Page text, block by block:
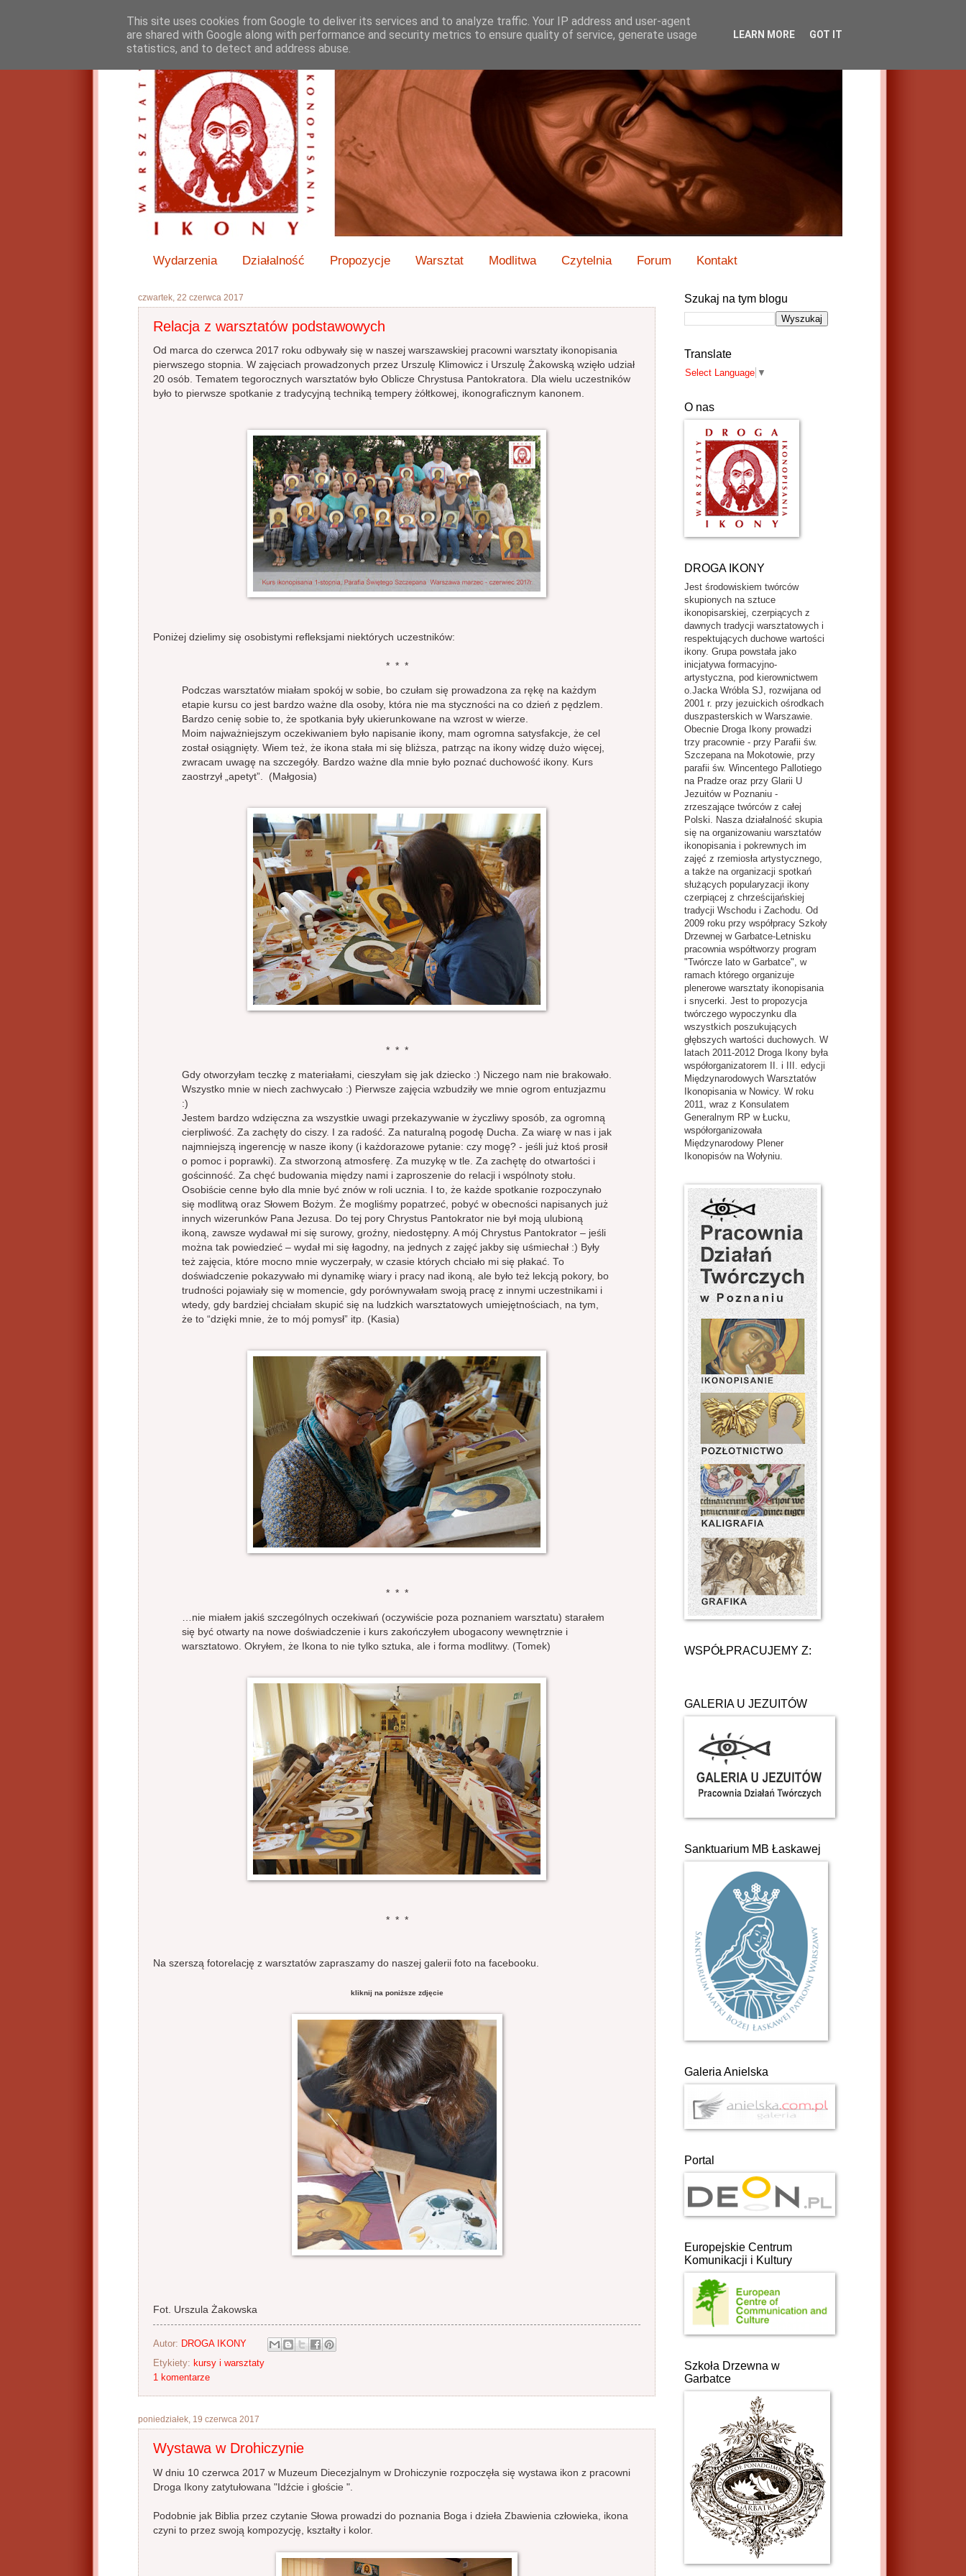
Wydarzenia Działalność Propozycje Warsztat Modlitwa Czytelnia Forum Kontakt
czwartek, 22 czerwca 2017
Relacja z warsztatów podstawowych
Od marca do czerwca 2017 roku odbywały się w naszej warszawskiej pracowni warsztaty ikonopisania
pierwszego stopnia. W zajęciach prowadzonych przez Urszulę Klimowicz i Urszulę Żakowską wzięło udział
20 osób. Tematem tegorocznych warsztatów było Oblicze Chrystusa Pantokratora. Dla wielu uczestników
było to pierwsze spotkanie z tradycyjną techniką tempery żółtkowej, ikonograficznym kanonem.
Poniżej dzielimy się osobistymi refleksjami niektórych uczestników:
* * *
Podczas warsztatów miałam spokój w sobie, bo czułam się prowadzona za rękę na każdym
etapie kursu co jest bardzo ważne dla osoby, która nie ma styczności na co dzień z pędzlem.
Bardzo cenię sobie to, że spotkania były ukierunkowane na wzrost w wierze.
Moim najważniejszym oczekiwaniem było napisanie ikony, mam ogromna satysfakcje, że cel
został osiągnięty. Wiem też, że ikona stała mi się bliższa, patrząc na ikony widzę dużo więcej,
zwracam uwagę na szczegóły. Bardzo ważne dla mnie było poznać duchowość ikony. Kurs
zaostrzył „apetyt”. (Małgosia)
* * *
Gdy otworzyłam teczkę z materiałami, cieszyłam się jak dziecko :) Niczego nam nie brakowało.
Wszystko mnie w niech zachwycało :) Pierwsze zajęcia wzbudziły we mnie ogrom entuzjazmu
:)
Jestem bardzo wdzięczna za wszystkie uwagi przekazywanie w życzliwy sposób, za ogromną
cierpliwość. Za zachęty do ciszy. I za radość. Za naturalną pogodę Ducha. Za wiarę w nas i jak
najmniejszą ingerencję w nasze ikony (i każdorazowe pytanie: czy mogę? - jeśli już ktoś prosił
o pomoc i poprawki). Za stworzoną atmosferę. Za muzykę w tle. Za zachętę do otwartości i
gościnność. Za chęć budowania między nami i zaproszenie do relacji i wspólnoty stołu.
Osobiście cenne było dla mnie być znów w roli ucznia. I to, że każde spotkanie rozpoczynało
się modlitwą oraz Słowem Bożym. Że mogliśmy popatrzeć, pobyć w obecności napisanych już
innych wizerunków Pana Jezusa. Do tej pory Chrystus Pantokrator nie był moją ulubioną
ikoną, zawsze wydawał mi się surowy, groźny, niedostępny. A mój Chrystus Pantokrator – jeśli
można tak powiedzieć – wydał mi się łagodny, na jednych z zajęć jakby się uśmiechał :) Były
też zajęcia, które mocno mnie wyczerpały, w czasie których chciało mi się płakać. To
doświadczenie pokazywało mi dynamikę wiary i pracy nad ikoną, ale było też lekcją pokory, bo
trudności pojawiały się w momencie, gdy porównywałam swoją pracę z innymi uczestnikami i
wtedy, gdy bardziej chciałam skupić się na ludzkich warsztatowych umiejętnościach, na tym,
że to “dzięki mnie, że to mój pomysł” itp. (Kasia)
* * *
…nie miałem jakiś szczególnych oczekiwań (oczywiście poza poznaniem warsztatu) starałem
się być otwarty na nowe doświadczenie i kurs zakończyłem ubogacony wewnętrznie i
warsztatowo. Okryłem, że Ikona to nie tylko sztuka, ale i forma modlitwy. (Tomek)
* * *
Na szerszą fotorelację z warsztatów zapraszamy do naszej galerii foto na facebooku.
kliknij na poniższe zdjęcie
Fot. Urszula Żakowska
Autor: DROGA IKONY
Etykiety: kursy i warsztaty
1 komentarze
poniedziałek, 19 czerwca 2017
Wystawa w Drohiczynie
W dniu 10 czerwca 2017 w Muzeum Diecezjalnym w Drohiczynie rozpoczęła się wystawa ikon z pracowni
Droga Ikony zatytułowana "Idźcie i głoście ".
Podobnie jak Biblia przez czytanie Słowa prowadzi do poznania Boga i dzieła Zbawienia człowieka, ikona
czyni to przez swoją kompozycję, kształty i kolor.
Szukaj na tym blogu
Translate
Select Language ▼
O nas
DROGA IKONY
Jest środowiskiem twórców
skupionych na sztuce
ikonopisarskiej, czerpiących z
dawnych tradycji warsztatowych i
respektujących duchowe wartości
ikony. Grupa powstała jako
inicjatywa formacyjno-
artystyczna, pod kierownictwem
o.Jacka Wróbla SJ, rozwijana od
2001 r. przy jezuickich ośrodkach
duszpasterskich w Warszawie.
Obecnie Droga Ikony prowadzi
trzy pracownie - przy Parafii św.
Szczepana na Mokotowie, przy
parafii św. Wincentego Pallotiego
na Pradze oraz przy Glarii U
Jezuitów w Poznaniu -
zrzeszające twórców z całej
Polski. Nasza działalność skupia
się na organizowaniu warsztatów
ikonopisania i pokrewnych im
zajęć z rzemiosła artystycznego,
a także na organizacji spotkań
służących popularyzacji ikony
czerpiącej z chrześcijańskiej
tradycji Wschodu i Zachodu. Od
2009 roku przy współpracy Szkoły
Drzewnej w Garbatce-Letnisku
pracownia współtworzy program
"Twórcze lato w Garbatce", w
ramach którego organizuje
plenerowe warsztaty ikonopisania
i snycerki. Jest to propozycja
twórczego wypoczynku dla
wszystkich poszukujących
głębszych wartości duchowych. W
latach 2011-2012 Droga Ikony była
współorganizatorem II. i III. edycji
Międzynarodowych Warsztatów
Ikonopisania w Nowicy. W roku
2011, wraz z Konsulatem
Generalnym RP w Łucku,
współorganizowała
Międzynarodowy Plener
Ikonopisów na Wołyniu.
WSPÓŁPRACUJEMY Z:
GALERIA U JEZUITÓW
Sanktuarium MB Łaskawej
Galeria Anielska
Portal
Europejskie Centrum
Komunikacji i Kultury
Szkoła Drzewna w
Garbatce
This site uses cookies from Google to deliver its services and to analyze traffic. Your IP address and user-agent
are shared with Google along with performance and security metrics to ensure quality of service, generate usage
statistics, and to detect and address abuse.
LEARN MORE GOT IT